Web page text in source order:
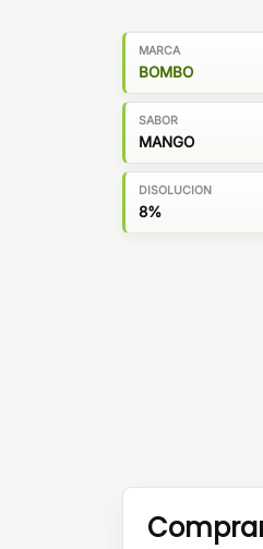
MARCA
BOMBO
SABOR
MANGO
DISOLUCION
8%